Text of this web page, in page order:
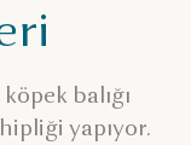
balığı
yapıyor.